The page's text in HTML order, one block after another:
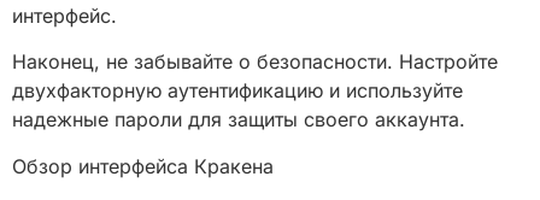
интерфейс.
Наконец, не забывайте о безопасности. Настройте
двухфакторную аутентификацию и используйте
надежные пароли для защиты своего аккаунта.
Обзор интерфейса Кракена